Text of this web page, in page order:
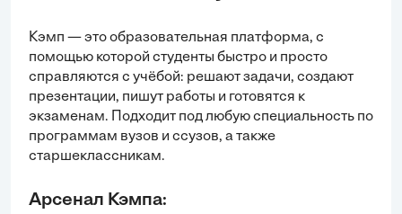
Кэмп — это образовательная платформа, с
помощью которой студенты быстро и просто
справляются с учёбой: решают задачи, создают
презентации, пишут работы и готовятся к
экзаменам. Подходит под любую специальность по
программам вузов и ссузов, а также
старшеклассникам.
Арсенал Кэмпа: